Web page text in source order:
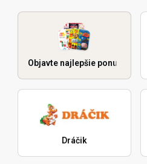
Objavte najlepšie ponuky
Dráčik